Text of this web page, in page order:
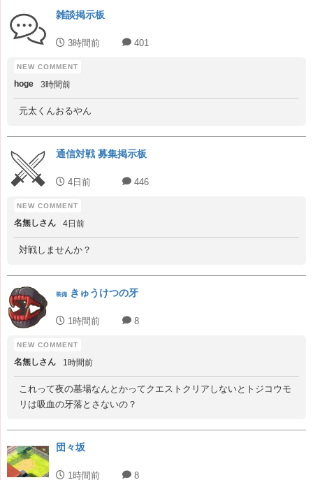
雑談掲示板
3時間前 401
hoge 3時間前
元太くんおるやん
通信対戦 募集掲示板
4日前 446
名無しさん 4日前
対戦しませんか？
装備 きゅうけつの牙
1時間前 8
名無しさん 1時間前
これって夜の墓場なんとかってクエストクリアしないとトジコウモ
リは吸血の牙落とさないの？
団々坂
1時間前 8